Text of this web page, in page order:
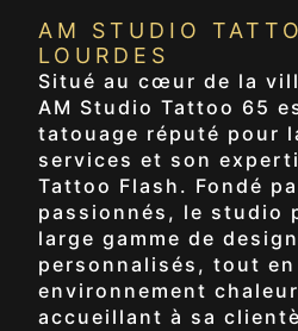
AM STUDIO
LOURDES
Situé au cœur de la
AM Studio Tattoo 65
tatouage réputé pour
services et son
Tattoo Flash. Fondé
passionnés, le studio
large gamme de
personnalisés, tout
environnement
accueillant à sa